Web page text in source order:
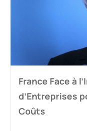
France Face à
d’Entreprises
Coûts